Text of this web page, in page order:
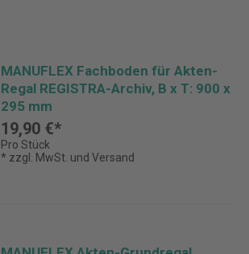
MANUFLEX Fachboden für Akten-
Regal REGISTRA-Archiv, B x T: 900 x
295 mm
19,90 €*
Pro Stück
* zzgl. MwSt. und Versand